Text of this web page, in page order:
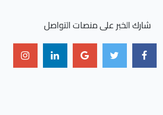
شارك الخبر على منصات التواصل